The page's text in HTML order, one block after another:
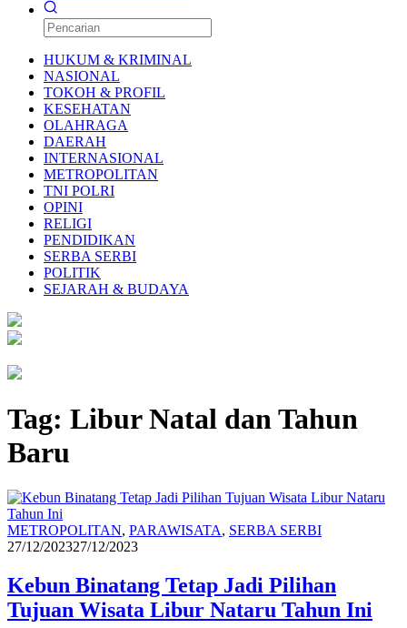
HUKUM & KRIMINAL
NASIONAL
TOKOH & PROFIL
KESEHATAN
OLAHRAGA
DAERAH
INTERNASIONAL
METROPOLITAN
TNI POLRI
OPINI
RELIGI
PENDIDIKAN
SERBA SERBI
POLITIK
SEJARAH & BUDAYA
Tag: Libur Natal dan Tahun
Baru
METROPOLITAN, PARAWISATA, SERBA SERBIRedaksi
27/12/202327/12/2023
Kebun Binatang Tetap Jadi Pilihan
Tujuan Wisata Libur Nataru Tahun Ini